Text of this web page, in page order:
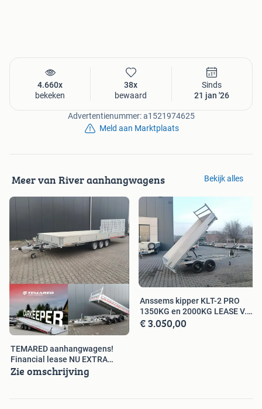
Autoambulance.#machinetransport #minikraan
#bouwmachines #hoogwerker #graafmachine aanhanger
4.660x
bekeken
38x
bewaard
Sinds
21 jan '26
Advertentienummer: a1521974625
Meld aan Marktplaats
Meer van River aanhangwagens Bekijk alles
TEMARED aanhangwagens!
Financial lease NU EXTRA
GOEDKOOP
Zie omschrijving
Anssems kipper KLT-2 PRO
1350KG en 2000KG LEASE V.A.
€55 pm
€ 3.050,00